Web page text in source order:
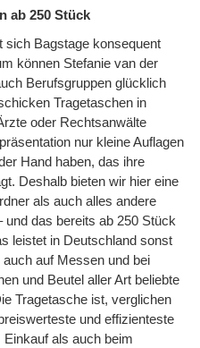
ab 250 Stück
sich Bagstage konsequent
können Stefanie van der
Berufsgruppen glücklich
Tragetaschen in
oder Rechtsanwälte
nur kleine Auflagen
Hand haben, das ihre
Deshalb bieten wir hier eine
als auch alles andere
und das bereits ab 250 Stück
leistet in Deutschland sonst
auf Messen und bei
und Beutel aller Art beliebte
Tragetasche ist, verglichen
und effizienteste
als auch beim